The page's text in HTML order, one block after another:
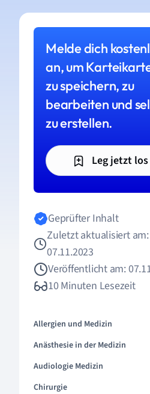
Melde dich
an, um
zu speichern, zu
bearbeiten und
zu erstellen.
Leg jetzt los
Geprüfter Inhalt
Zuletzt aktualisiert am:
07.11.2023
Veröffentlicht am:
10 Minuten Lesezeit
Allergien und Medizin
Anästhesie in der Medizin
Audiologie Medizin
Chirurgie